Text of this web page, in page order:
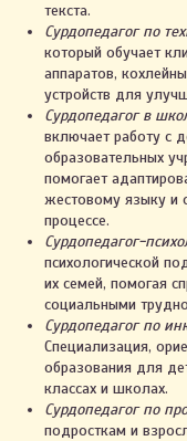
текста.
Сурдопедагог по
который обучает
аппаратов,
устройств для
Сурдопедагог в
включает работу с
образовательных
помогает
жестовому языку и
процессе.
Сурдопедагог-
психологической
их семей, помогая
социальными
Сурдопедагог по
Специализация,
образования для
классах и школах.
Сурдопедагог по
подросткам и